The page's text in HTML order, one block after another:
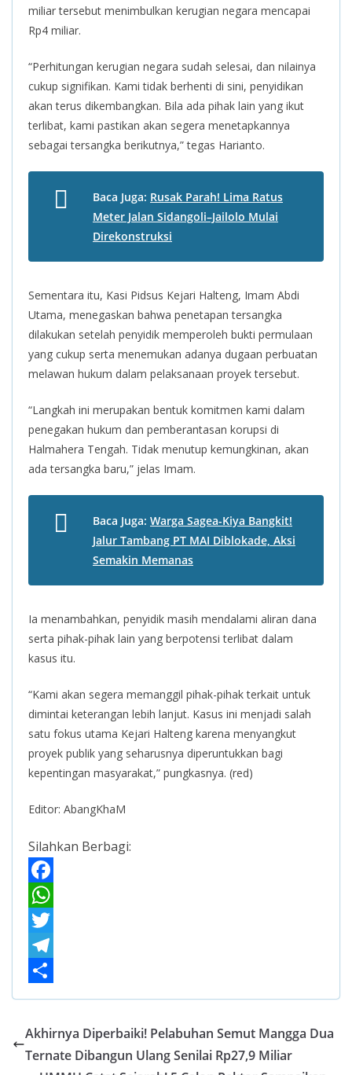
miliar tersebut menimbulkan kerugian negara mencapai
Rp4 miliar.
“Perhitungan kerugian negara sudah selesai, dan nilainya
cukup signifikan. Kami tidak berhenti di sini, penyidikan
akan terus dikembangkan. Bila ada pihak lain yang ikut
terlibat, kami pastikan akan segera menetapkannya
sebagai tersangka berikutnya,” tegas Harianto.
Baca Juga: Rusak Parah! Lima Ratus
Meter Jalan Sidangoli–Jailolo Mulai
Direkonstruksi
Sementara itu, Kasi Pidsus Kejari Halteng, Imam Abdi
Utama, menegaskan bahwa penetapan tersangka
dilakukan setelah penyidik memperoleh bukti permulaan
yang cukup serta menemukan adanya dugaan perbuatan
melawan hukum dalam pelaksanaan proyek tersebut.
“Langkah ini merupakan bentuk komitmen kami dalam
penegakan hukum dan pemberantasan korupsi di
Halmahera Tengah. Tidak menutup kemungkinan, akan
ada tersangka baru,” jelas Imam.
Baca Juga: Warga Sagea-Kiya Bangkit!
Jalur Tambang PT MAI Diblokade, Aksi
Semakin Memanas
Ia menambahkan, penyidik masih mendalami aliran dana
serta pihak-pihak lain yang berpotensi terlibat dalam
kasus itu.
“Kami akan segera memanggil pihak-pihak terkait untuk
dimintai keterangan lebih lanjut. Kasus ini menjadi salah
satu fokus utama Kejari Halteng karena menyangkut
proyek publik yang seharusnya diperuntukkan bagi
kepentingan masyarakat,” pungkasnya. (red)
Editor: AbangKhaM
Silahkan Berbagi:
F
a
c
e
b
W
h
a
t
T
w
i
T
e
S
Akhirnya Diperbaiki! Pelabuhan Semut Mangga Dua
Ternate Dibangun Ulang Senilai Rp27,9 Miliar